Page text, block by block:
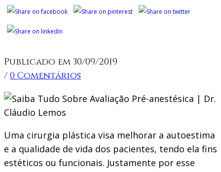
Publicado em 30/09/2019
/ 0 Comentários
Uma cirurgia plástica visa melhorar a autoestima
e a qualidade de vida dos pacientes, tendo ela fins
estéticos ou funcionais. Justamente por esse